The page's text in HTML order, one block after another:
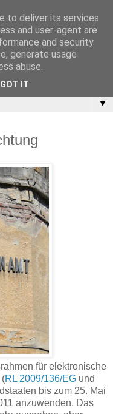
Recht der
und -dienste
▼
für elektronische
(RL 2009/136/EG und
bis zum 25. Mai
anzuwenden. Das
to deliver its services
and user-agent are
and security
generate usage
abuse.
GOT IT